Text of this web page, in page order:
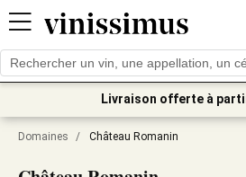
Livraison offerte à
Domaines / Château Romanin